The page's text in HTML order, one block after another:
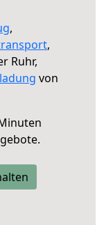
,
,
Ruhr,
von